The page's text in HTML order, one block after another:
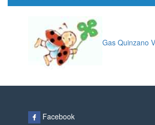
Gas Quinzano
Facebook